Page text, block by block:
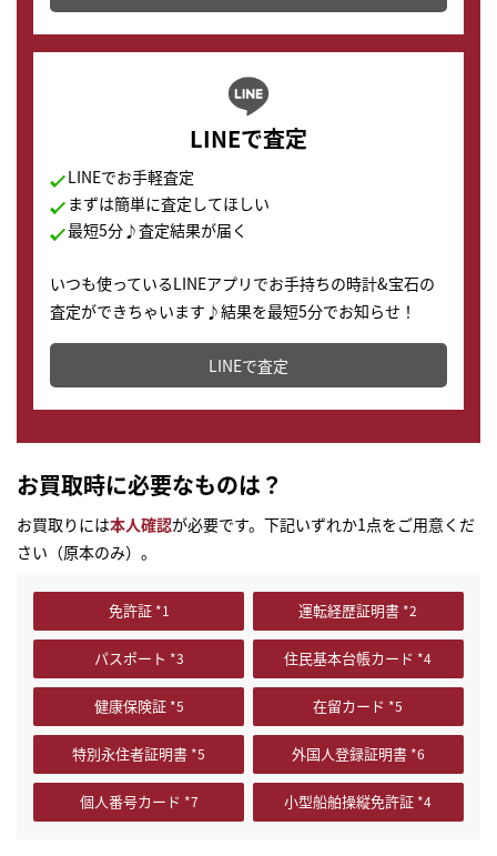
LINEで査定
LINEでお手軽査定
まずは簡単に査定してほしい
最短5分♪査定結果が届く
いつも使っているLINEアプリでお手持ちの時計&宝石の
査定ができちゃいます♪結果を最短5分でお知らせ！
どこからでもすぐに査定金額を知ることが出来ます。
LINEで査定
お買取時に必要なものは？
お買取りには本人確認が必要です。下記いずれか1点をご用意くだ
さい（原本のみ）。
免許証 運転経歴証明書
パスポート 住民基本台帳カード
健康保険証 在留カード
特別永住者証明書 外国人登録証明書
個人番号カード 小型船舶操縦免許証